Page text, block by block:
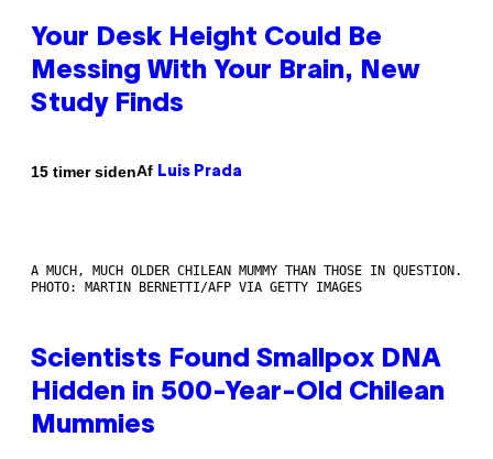
Your Desk Height Could Be
Messing With Your Brain, New
Study Finds
15 timer sidenAf Luis Prada
A MUCH, MUCH OLDER CHILEAN MUMMY THAN THOSE IN QUESTION.
PHOTO: MARTIN BERNETTI/AFP VIA GETTY IMAGES
Scientists Found Smallpox DNA
Hidden in 500-Year-Old Chilean
Mummies